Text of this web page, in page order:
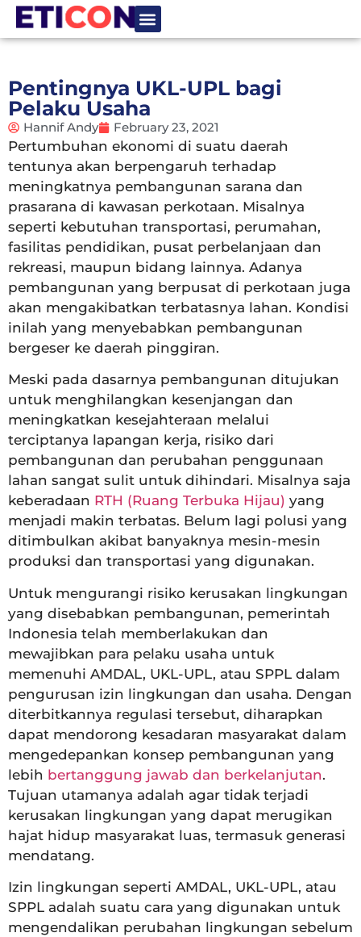
Pentingnya UKL-UPL bagi
Pelaku Usaha
Hannif Andy February 23, 2021
Pertumbuhan ekonomi di suatu daerah
tentunya akan berpengaruh terhadap
meningkatnya pembangunan sarana dan
prasarana di kawasan perkotaan. Misalnya
seperti kebutuhan transportasi, perumahan,
fasilitas pendidikan, pusat perbelanjaan dan
rekreasi, maupun bidang lainnya. Adanya
pembangunan yang berpusat di perkotaan juga
akan mengakibatkan terbatasnya lahan. Kondisi
inilah yang menyebabkan pembangunan
bergeser ke daerah pinggiran.
Meski pada dasarnya pembangunan ditujukan
untuk menghilangkan kesenjangan dan
meningkatkan kesejahteraan melalui
terciptanya lapangan kerja, risiko dari
pembangunan dan perubahan penggunaan
lahan sangat sulit untuk dihindari. Misalnya saja
keberadaan RTH (Ruang Terbuka Hijau) yang
menjadi makin terbatas. Belum lagi polusi yang
ditimbulkan akibat banyaknya mesin-mesin
produksi dan transportasi yang digunakan.
Untuk mengurangi risiko kerusakan lingkungan
yang disebabkan pembangunan, pemerintah
Indonesia telah memberlakukan dan
mewajibkan para pelaku usaha untuk
memenuhi AMDAL, UKL-UPL, atau SPPL dalam
pengurusan izin lingkungan dan usaha. Dengan
diterbitkannya regulasi tersebut, diharapkan
dapat mendorong kesadaran masyarakat dalam
mengedepankan konsep pembangunan yang
lebih bertanggung jawab dan berkelanjutan.
Tujuan utamanya adalah agar tidak terjadi
kerusakan lingkungan yang dapat merugikan
hajat hidup masyarakat luas, termasuk generasi
mendatang.
Izin lingkungan seperti AMDAL, UKL-UPL, atau
SPPL adalah suatu cara yang digunakan untuk
mengendalikan perubahan lingkungan sebelum